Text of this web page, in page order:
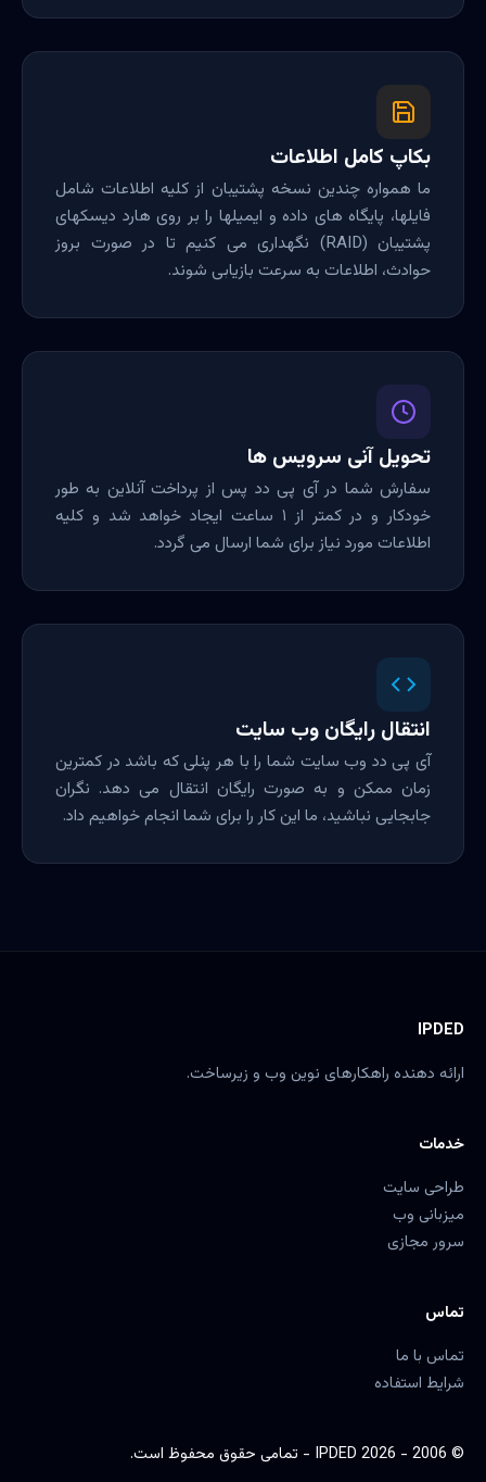
بکاپ کامل اطلاعات
ما همواره چندین نسخه پشتیبان از کلیه اطلاعات شامل
فایلها، پایگاه های داده و ایمیلها را بر روی هارد دیسکهای
پشتیبان (RAID) نگهداری می کنیم تا در صورت بروز
حوادث، اطلاعات به سرعت بازیابی شوند.
تحویل آنی سرویس ها
سفارش شما در آی پی دد پس از پرداخت آنلاین به طور
خودکار و در کمتر از ۱ ساعت ایجاد خواهد شد و کلیه
اطلاعات مورد نیاز برای شما ارسال می گردد.
انتقال رایگان وب سایت
آی پی دد وب سایت شما را با هر پنلی که باشد در کمترین
زمان ممکن و به صورت رایگان انتقال می دهد. نگران
جابجایی نباشید، ما این کار را برای شما انجام خواهیم داد.
IPDED
ارائه دهنده راهکارهای نوین وب و زیرساخت.
خدمات
طراحی سایت
میزبانی وب
سرور مجازی
تماس
تماس با ما
شرایط استفاده
© 2006 - 2026 IPDED - تمامی حقوق محفوظ است.